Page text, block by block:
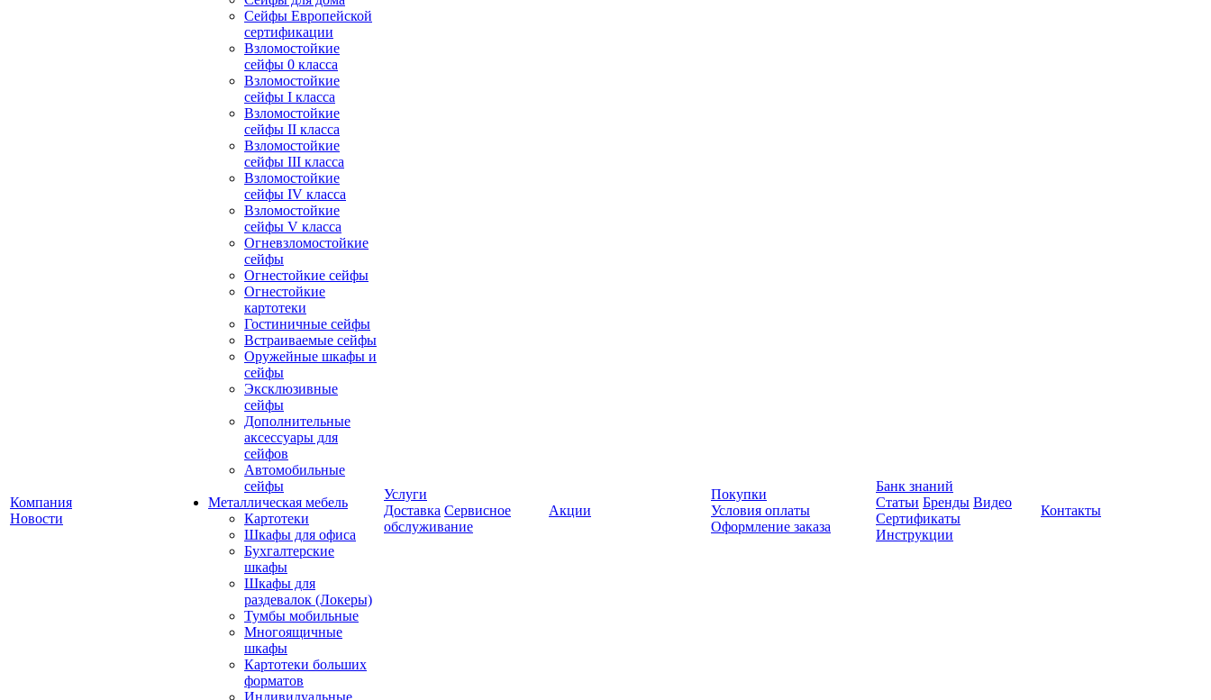
Компания
Новости
Сейфы Европейской
сертификации
Взломостойкие
сейфы 0 класса
Взломостойкие
сейфы I класса
Взломостойкие
сейфы II класса
Взломостойкие
сейфы III класса
Взломостойкие
сейфы IV класса
Взломостойкие
сейфы V класса
Огневзломостойкие
сейфы
Огнестойкие сейфы
Огнестойкие
картотеки
Гостиничные сейфы
Встраиваемые сейфы
Оружейные шкафы и
сейфы
Эксклюзивные
сейфы
Дополнительные
аксессуары для
сейфов
Автомобильные
сейфы
Металлическая мебель
Картотеки
Шкафы для офиса
Бухгалтерские
шкафы
Шкафы для
раздевалок (Локеры)
Тумбы мобильные
Многоящичные
шкафы
Картотеки больших
форматов
Индивидуальные
Услуги
Доставка Сервисное
обслуживание
Акции
Покупки
Условия оплаты
Оформление заказа
Банк знаний
Статьи Бренды Видео
Сертификаты
Инструкции
Контакты